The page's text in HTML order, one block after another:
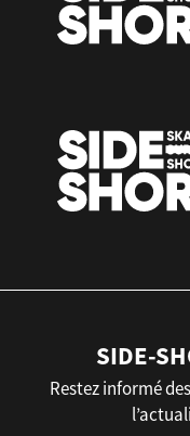
SIDE-
Restez informé